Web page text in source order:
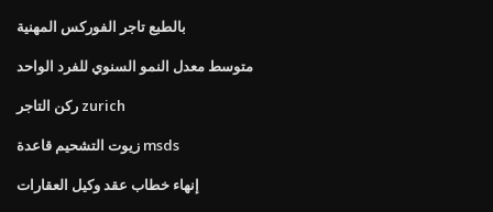
بالطبع تاجر الفوركس المهنية
متوسط ​​معدل النمو السنوي للفرد الواحد
ركن التاجر zurich
زيوت التشحيم قاعدة msds
إنهاء خطاب عقد وكيل العقارات